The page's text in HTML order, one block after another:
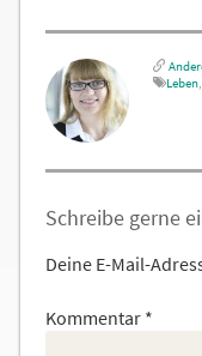
Leben,
Schreibe gerne
Deine E-Mail-
Kommentar *